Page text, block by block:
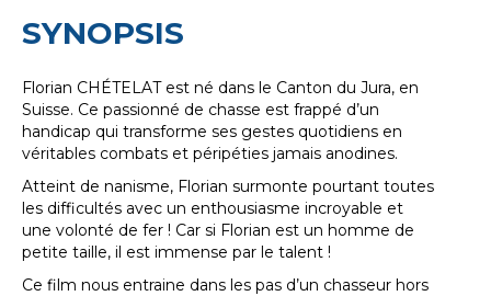
SYNOPSIS
Florian CHÉTELAT est né dans le Canton du Jura, en
Suisse. Ce passionné de chasse est frappé d’un
handicap qui transforme ses gestes quotidiens en
véritables combats et péripéties jamais anodines.
Atteint de nanisme, Florian surmonte pourtant toutes
les difficultés avec un enthousiasme incroyable et
une volonté de fer ! Car si Florian est un homme de
petite taille, il est immense par le talent !
Ce film nous entraine dans les pas d’un chasseur hors